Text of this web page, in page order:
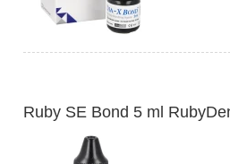
Ruby SE Bond 5 ml